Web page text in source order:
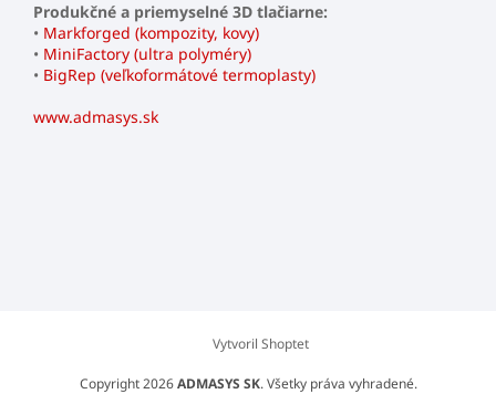
Produkčné a priemyselné 3D tlačiarne:
• Markforged (kompozity, kovy)
• MiniFactory (ultra polyméry)
• BigRep (veľkoformátové termoplasty)
www.admasys.sk
Vytvoril Shoptet
Copyright 2026ADMASYS SK. Všetky práva vyhradené.